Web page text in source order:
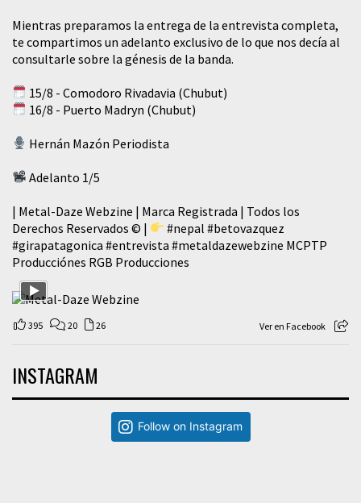
Mientras preparamos la entrega de la entrevista completa,
te compartimos un adelanto exclusivo de lo que nos decía al
consultarle sobre la génesis de la banda.
15/8 - Comodoro Rivadavia (Chubut)
16/8 - Puerto Madryn (Chubut)
Hernán Mazón Periodista
Adelanto 1/5
| Metal-Daze Webzine | Marca Registrada | Todos los
Derechos Reservados © |
#nepal #betovazquez
#girapatagonica #entrevista #metaldazewebzine MCPTP
Producciónes RGB Producciones
395 20 26 Ver en Facebook
INSTAGRAM
Follow on Instagram